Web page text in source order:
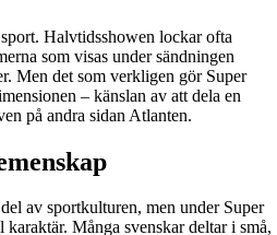
Halvtidsshowen lockar ofta
som visas under sändningen
Men det som verkligen gör Super
– känslan av att dela en
på andra sidan Atlanten.
av sportkulturen, men under Super
Många svenskar deltar i små,